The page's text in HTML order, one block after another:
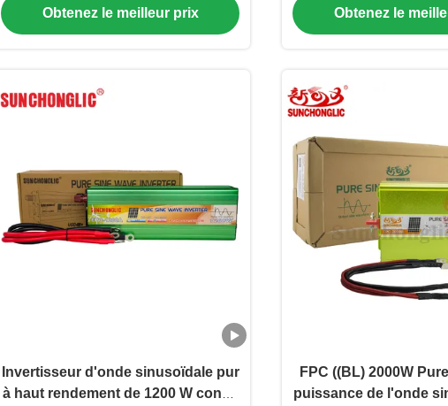
de 60 A et d'une sortie CA de 220 V.
Obtenez le meilleur prix
pour applications
Obtenez le
Invertisseur d'onde sinusoïdale pur
à haut rendement de 1200 W conçu
FPC ((BL) 2000W
puissance de l'onde